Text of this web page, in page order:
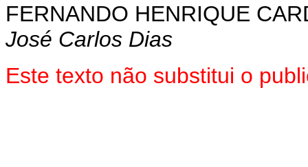
FERNANDO HENRIQUE
José Carlos Dias
Este texto não substitui o